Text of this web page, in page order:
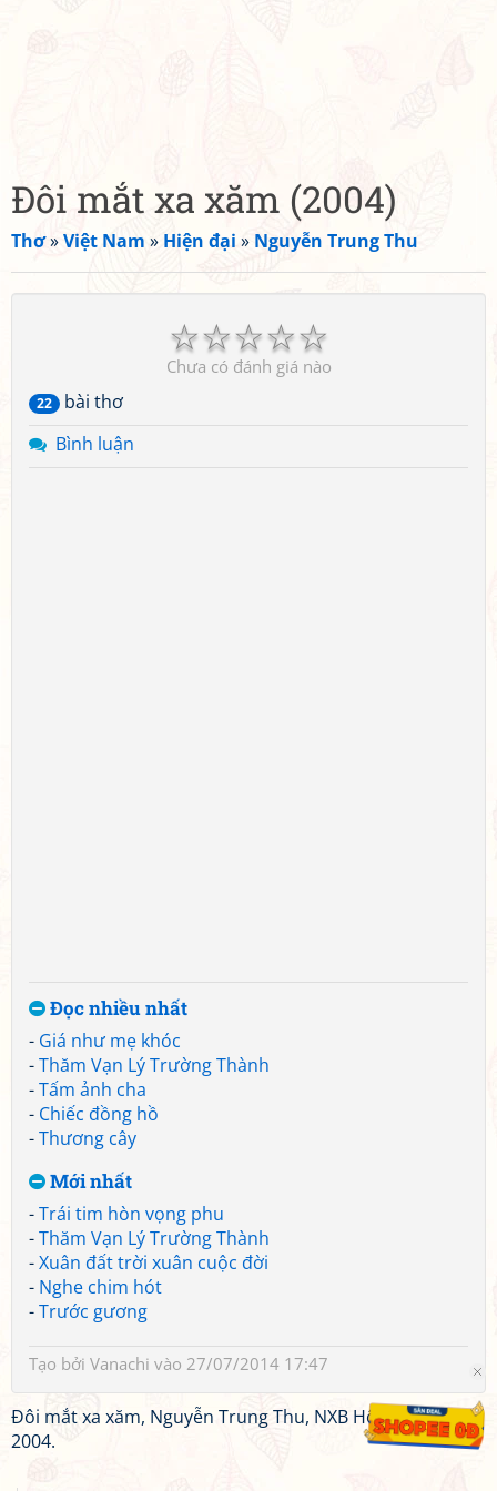
Đôi mắt xa xăm (2004)
Thơ»Việt Nam » Hiện đại » Nguyễn Trung Thu
☆
☆
☆
☆
☆
Chưa có đánh giá nào
22
bài thơ
Bình luận
Đọc nhiều nhất
- Giá như mẹ khóc
-Thăm Vạn Lý Trường Thành
-Tấm ảnh cha
- Chiếc đồng hồ
-Thương cây
Mới nhất
-Trái tim hòn vọng phu
-Thăm Vạn Lý Trường Thành
-Xuân đất trời xuân cuộc đời
- Nghe chim hót
-Trước gương
Tạo bởi Vanachi vào 27/07/2014 17:47
Đôi mắt xa xăm, Nguyễn Trung Thu, NXB Hội nhà văn,
2004.